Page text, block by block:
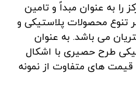
را به عنوان مبداً و تامین
تنوع محصولات پلاستیکی و
می باشد. به عنوان
طرح حصیری با اشکال
قیمت های متفاوت از نمونه